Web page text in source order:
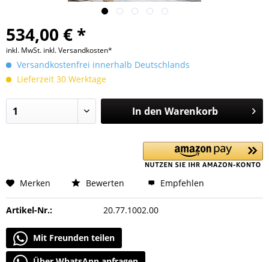
534,00 € *
inkl. MwSt. inkl. Versandkosten*
Versandkostenfrei innerhalb Deutschlands
Lieferzeit 30 Werktage
In den Warenkorb
Merken Bewerten Empfehlen
Artikel-Nr.: 20.77.1002.00
Mit Freunden teilen